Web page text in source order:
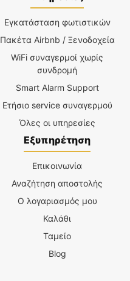
Εγκατάσταση φωτιστικών
Πακέτα Airbnb / Ξενοδοχεία
WiFi συναγερμοί χωρίς
συνδρομή
Smart Alarm Support
Ετήσιο service συναγερμού
Όλες οι υπηρεσίες
Εξυπηρέτηση
Επικοινωνία
Αναζήτηση αποστολής
Ο λογαριασμός μου
Καλάθι
Ταμείο
Blog